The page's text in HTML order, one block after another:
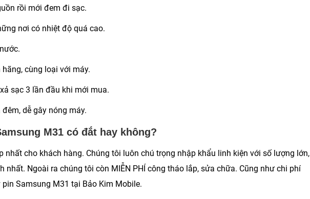
rồi mới đem đi sạc.
nơi có nhiệt độ quá cao.
cùng loại với máy.
sạc 3 lần đầu khi mới mua.
dễ gây nóng máy.
M31 có đắt hay không?
cho khách hàng. Chúng tôi luôn chú trọng nhập khẩu linh kiện với số lượng lớn,
nhất. Ngoài ra chúng tôi còn MIỄN PHÍ công tháo lắp, sửa chữa. Cũng như chi phí
Samsung M31 tại Bảo Kim Mobile.